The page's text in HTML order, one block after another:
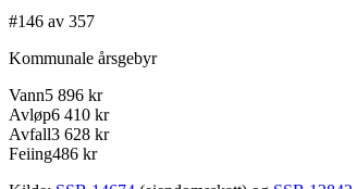
#146 av 357
Kommunale årsgebyr
Vann5 896 kr
Avløp6 410 kr
Avfall3 628 kr
Feiing486 kr